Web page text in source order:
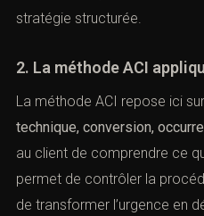
stratégie structurée.
2. La méthode ACI
La méthode ACI repose ici
technique, conversion,
au client de comprendre ce
permet de contrôler la
de transformer l’urgence en